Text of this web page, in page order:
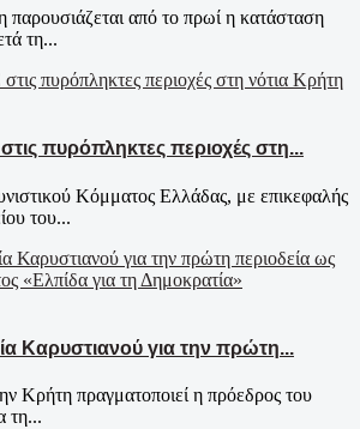
παρουσιάζεται από το πρωί η κατάσταση
τη...
πυρόπληκτες περιοχές στη...
Κόμματος Ελλάδας, με επικεφαλής
του...
Καρυστιανού για την πρώτη...
Κρήτη πραγματοποιεί η πρόεδρος του
τη...